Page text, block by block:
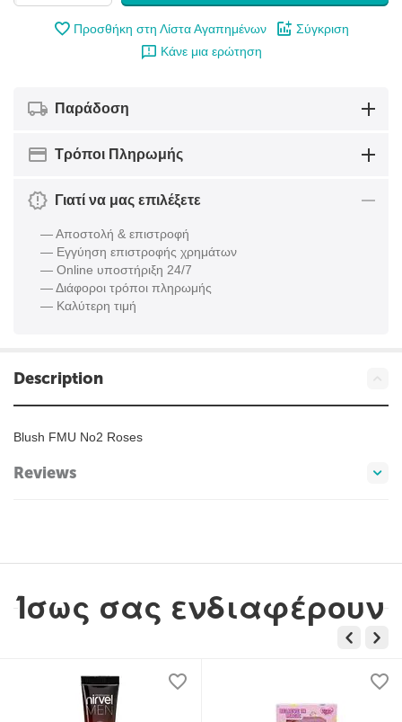
Προσθήκη στη Λίστα Αγαπημένων
Σύγκριση
Κάνε μια ερώτηση
Παράδοση
Τρόποι Πληρωμής
Γιατί να μας επιλέξετε
— Αποστολή & επιστροφή
— Εγγύηση επιστροφής χρημάτων
— Online υποστήριξη 24/7
— Διάφοροι τρόποι πληρωμής
— Καλύτερη τιμή
Description
Blush FMU No2 Roses
Reviews
Ίσως σας ενδιαφέρουν